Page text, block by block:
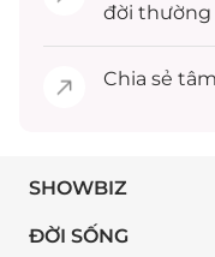
đời thường
Chia sẻ
SHOWBIZ
ĐỜI SỐNG